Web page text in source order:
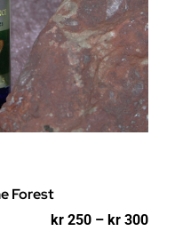
Forest
kr 250 – kr 300